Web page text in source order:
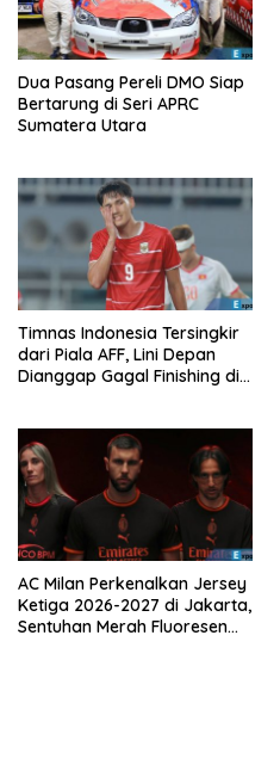
Dua Pasang Pereli DMO Siap
Bertarung di Seri APRC
Sumatera Utara
Timnas Indonesia Tersingkir
dari Piala AFF, Lini Depan
Dianggap Gagal Finishing di
AC Milan Perkenalkan Jersey
Ketiga 2026-2027 di Jakarta,
Sentuhan Merah Fluoresen